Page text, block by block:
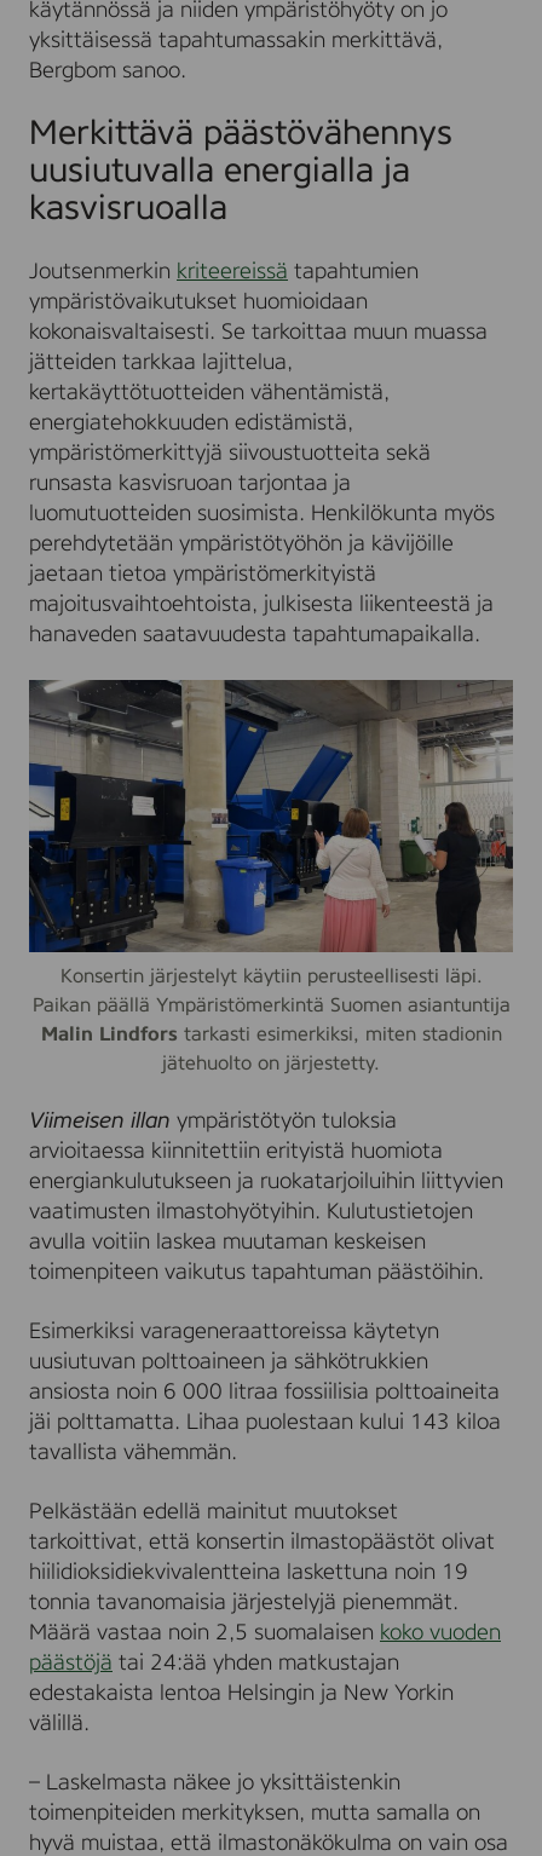
käytännössä ja niiden ympäristöhyöty on jo
yksittäisessä tapahtumassakin merkittävä,
Bergbom sanoo.
Merkittävä päästövähennys
uusiutuvalla energialla ja
kasvisruoalla
Joutsenmerkin kriteereissä tapahtumien
ympäristövaikutukset huomioidaan
kokonaisvaltaisesti. Se tarkoittaa muun muassa
jätteiden tarkkaa lajittelua,
kertakäyttötuotteiden vähentämistä,
energiatehokkuuden edistämistä,
ympäristömerkittyjä siivoustuotteita sekä
runsasta kasvisruoan tarjontaa ja
luomutuotteiden suosimista. Henkilökunta myös
perehdytetään ympäristötyöhön ja kävijöille
jaetaan tietoa ympäristömerkityistä
majoitusvaihtoehtoista, julkisesta liikenteestä ja
hanaveden saatavuudesta tapahtumapaikalla.
Konsertin järjestelyt käytiin perusteellisesti läpi.
Paikan päällä Ympäristömerkintä Suomen asiantuntija
Malin Lindfors tarkasti esimerkiksi, miten stadionin
jätehuolto on järjestetty.
Viimeisen illan ympäristötyön tuloksia
arvioitaessa kiinnitettiin erityistä huomiota
energiankulutukseen ja ruokatarjoiluihin liittyvien
vaatimusten ilmastohyötyihin. Kulutustietojen
avulla voitiin laskea muutaman keskeisen
toimenpiteen vaikutus tapahtuman päästöihin.
Esimerkiksi varageneraattoreissa käytetyn
uusiutuvan polttoaineen ja sähkötrukkien
ansiosta noin 6 000 litraa fossiilisia polttoaineita
jäi polttamatta. Lihaa puolestaan kului 143 kiloa
tavallista vähemmän.
Pelkästään edellä mainitut muutokset
tarkoittivat, että konsertin ilmastopäästöt olivat
hiilidioksidiekvivalentteina laskettuna noin 19
tonnia tavanomaisia järjestelyjä pienemmät.
Määrä vastaa noin 2,5 suomalaisen koko vuoden
päästöjä tai 24:ää yhden matkustajan
edestakaista lentoa Helsingin ja New Yorkin
välillä.
– Laskelmasta näkee jo yksittäistenkin
toimenpiteiden merkityksen, mutta samalla on
hyvä muistaa, että ilmastonäkökulma on vain osa